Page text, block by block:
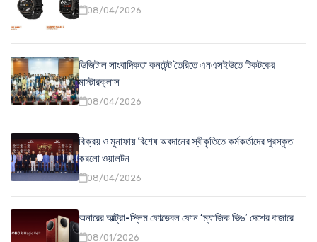
08/04/2026
ডিজিটাল সাংবাদিকতা কনটেন্ট তৈরিতে এনএসইউতে টিকটকের
মাস্টারক্লাস
08/04/2026
বিক্রয় ও মুনাফায় বিশেষ অবদানের স্বীকৃতিতে কর্মকর্তাদের পুরস্কৃত
করলো ওয়ালটন
08/04/2026
অনারের আল্ট্রা-স্লিম ফোল্ডেবল ফোন ‘ম্যাজিক ভি৬’ দেশের বাজারে
08/01/2026